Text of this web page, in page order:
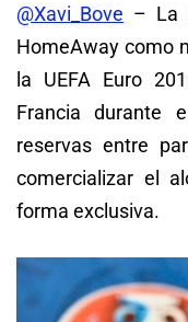
@Xavi_Bove – La
HomeAway como
la UEFA Euro
Francia durante
reservas entre
comercializar el
forma exclusiva.